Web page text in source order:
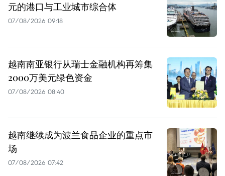
元的港口与工业城市综合体
07/08/2026 09:18
越南南亚银行从瑞士金融机构再筹集
2000万美元绿色资金
07/08/2026 08:40
越南继续成为波兰食品企业的重点市
场
07/08/2026 07:42